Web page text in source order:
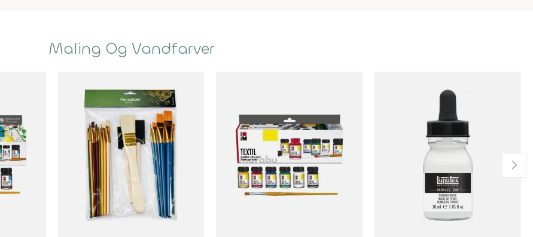
Maling Og Vandfarver